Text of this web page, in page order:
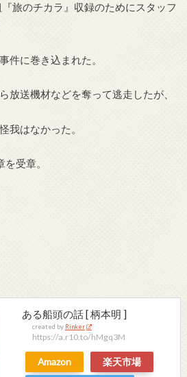
旅のチカラ』収録のためにスタッフ
件に巻き込まれた。
放送機材などを奪って逃走したが、
我はなかった。
受章。
ある船頭の話 [ 柄本明 ]
created by Rinker
https://a.r10.to/hMgq3M
Amazon
楽天市場